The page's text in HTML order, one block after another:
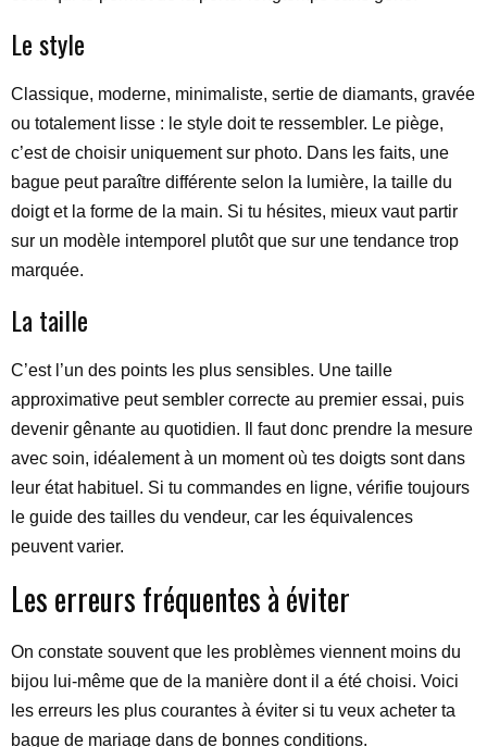
Le style
Classique, moderne, minimaliste, sertie de diamants, gravée
ou totalement lisse : le style doit te ressembler. Le piège,
c’est de choisir uniquement sur photo. Dans les faits, une
bague peut paraître différente selon la lumière, la taille du
doigt et la forme de la main. Si tu hésites, mieux vaut partir
sur un modèle intemporel plutôt que sur une tendance trop
marquée.
La taille
C’est l’un des points les plus sensibles. Une taille
approximative peut sembler correcte au premier essai, puis
devenir gênante au quotidien. Il faut donc prendre la mesure
avec soin, idéalement à un moment où tes doigts sont dans
leur état habituel. Si tu commandes en ligne, vérifie toujours
le guide des tailles du vendeur, car les équivalences
peuvent varier.
Les erreurs fréquentes à éviter
On constate souvent que les problèmes viennent moins du
bijou lui-même que de la manière dont il a été choisi. Voici
les erreurs les plus courantes à éviter si tu veux acheter ta
bague de mariage dans de bonnes conditions.